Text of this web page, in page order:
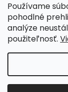
Používame
pohodlné
analýze
použiteľnosť.
Copyright